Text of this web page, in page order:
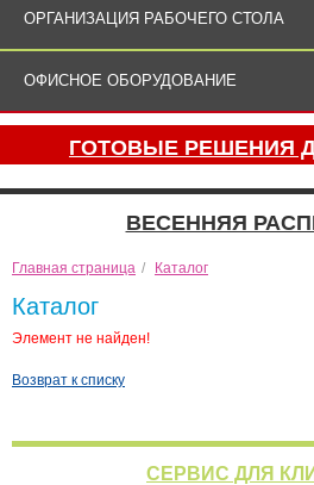
ОРГАНИЗАЦИЯ РАБОЧЕГО СТОЛА
ОФИСНОЕ ОБОРУДОВАНИЕ
ГОТОВЫЕ РЕШЕНИЯ
ВЕСЕННЯЯ
Главная страница / Каталог
Каталог
Элемент не найден!
Возврат к списку
СЕРВИС ДЛЯ